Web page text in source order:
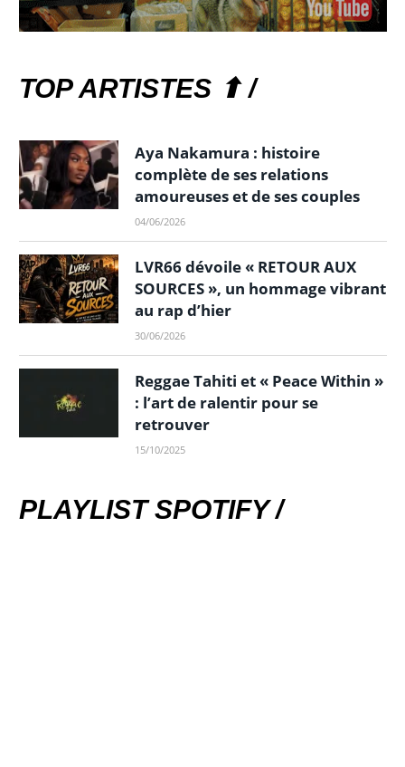
TOP ARTISTES ⬆ /
Aya Nakamura : histoire
complète de ses relations
amoureuses et de ses couples
04/06/2026
LVR66 dévoile « RETOUR AUX
SOURCES », un hommage vibrant
au rap d’hier
30/06/2026
Reggae Tahiti et « Peace Within »
: l’art de ralentir pour se
retrouver
15/10/2025
PLAYLIST SPOTIFY /